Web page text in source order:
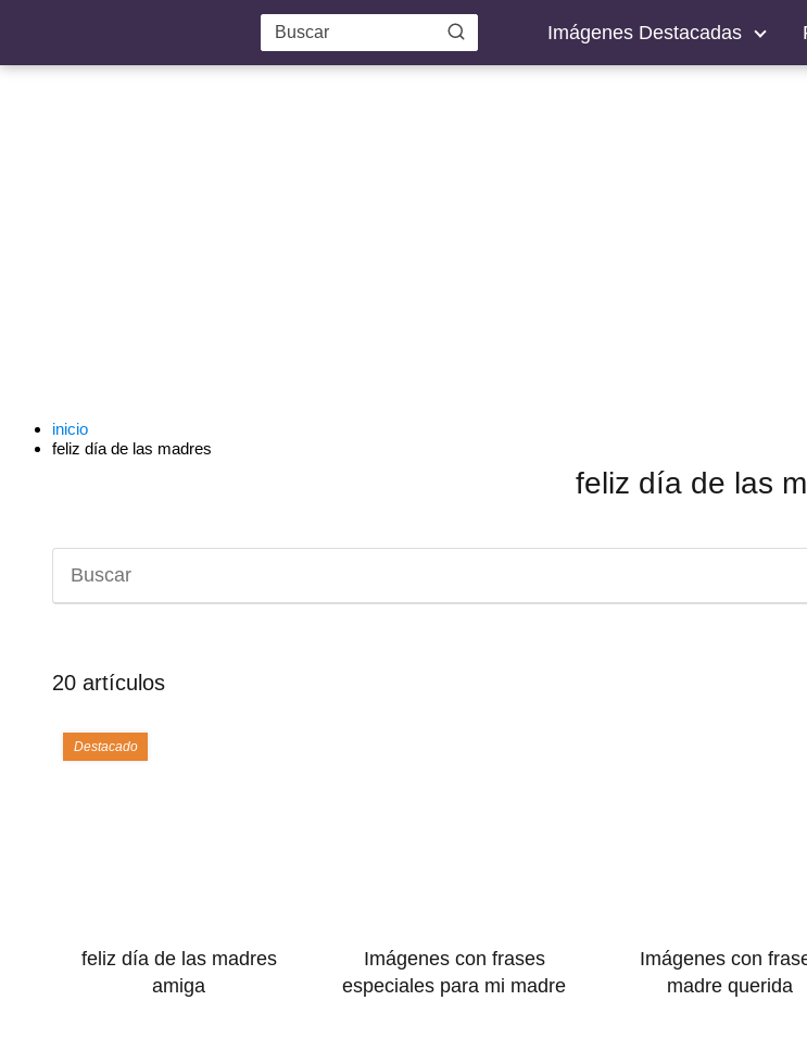
Imágenes Destacadas
inicio
feliz día de las madres
feliz día de las
20 artículos
Destacado
feliz día de las madres
amiga
Imágenes con frases
especiales para mi madre
Imágenes con
madre querida